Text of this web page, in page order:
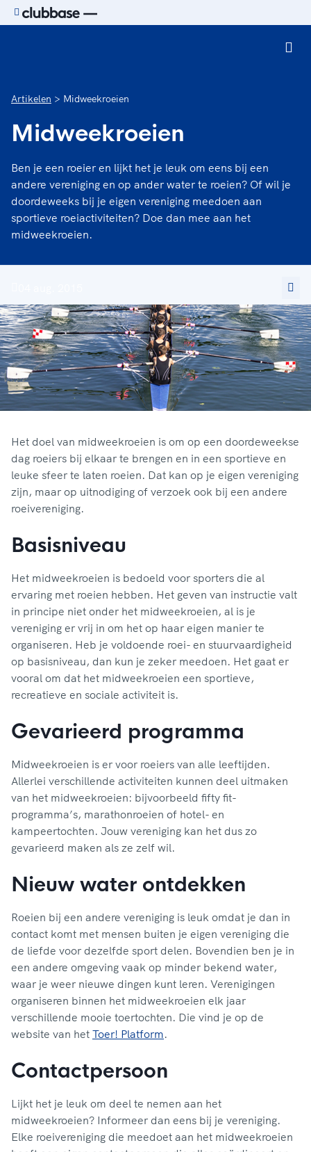
Artikelen Midweekroeien
Midweekroeien
Ben je een roeier en lijkt het je leuk om eens bij een
andere vereniging en op ander water te roeien? Of wil je
doordeweeks bij je eigen vereniging meedoen aan
sportieve roeiactiviteiten? Doe dan mee aan het
midweekroeien.
Het doel van midweekroeien is om op een doordeweekse
dag roeiers bij elkaar te brengen en in een sportieve en
leuke sfeer te laten roeien. Dat kan op je eigen vereniging
zijn, maar op uitnodiging of verzoek ook bij een andere
roeivereniging.
Basisniveau
Het midweekroeien is bedoeld voor sporters die al
ervaring met roeien hebben. Het geven van instructie valt
in principe niet onder het midweekroeien, al is je
vereniging er vrij in om het op haar eigen manier te
organiseren. Heb je voldoende roei- en stuurvaardigheid
op basisniveau, dan kun je zeker meedoen. Het gaat er
vooral om dat het midweekroeien een sportieve,
recreatieve en sociale activiteit is.
Gevarieerd programma
Midweekroeien is er voor roeiers van alle leeftijden.
Allerlei verschillende activiteiten kunnen deel uitmaken
van het midweekroeien: bijvoorbeeld fifty fit-
programma’s, marathonroeien of hotel- en
kampeertochten. Jouw vereniging kan het dus zo
gevarieerd maken als ze zelf wil.
Nieuw water ontdekken
Roeien bij een andere vereniging is leuk omdat je dan in
contact komt met mensen buiten je eigen vereniging die
de liefde voor dezelfde sport delen. Bovendien ben je in
een andere omgeving vaak op minder bekend water,
waar je weer nieuwe dingen kunt leren. Verenigingen
organiseren binnen het midweekroeien elk jaar
verschillende mooie toertochten. Die vind je op de
website van het Toer! Platform.
Contactpersoon
Lijkt het je leuk om deel te nemen aan het
midweekroeien? Informeer dan eens bij je vereniging.
Elke roeivereniging die meedoet aan het midweekroeien